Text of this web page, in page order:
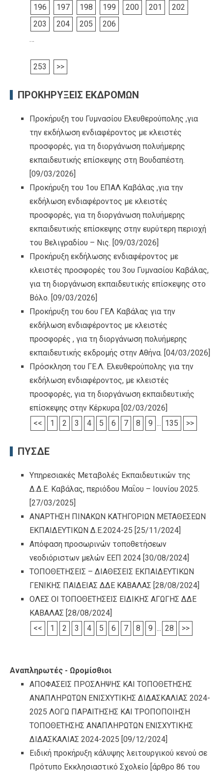
196 197 198 199 200 201
202
203
204 205
206
…
253 >>
ΠΡΟΚΗΡΥΞΕΙΣ ΕΚΔΡΟΜΩΝ
Προκήρυξη του Γυμνασίου Ελευθερούπολης ,για
την εκδήλωση ενδιαφέροντος με κλειστές
προσφορές, για τη διοργάνωση πολυήμερης
εκπαιδευτικής επίσκεψης στη Βουδαπέστη.
[09/03/2026]
Προκήρυξη του 1ου ΕΠΑΛ Καβάλας ,για την
εκδήλωση ενδιαφέροντος με κλειστές
προσφορές, για τη διοργάνωση πολυήμερης
εκπαιδευτικής επίσκεψης στην ευρύτερη περιοχή
του Βελιγραδίου – Νις. [09/03/2026]
Προκήρυξη εκδήλωσης ενδιαφέροντος με
κλειστές προσφορές του 3ου Γυμνασίου Καβάλας,
για τη διοργάνωση εκπαιδευτικής επίσκεψης στο
Βόλο. [09/03/2026]
Προκήρυξη του 6ου ΓΕΛ Καβάλας για την
εκδήλωση ενδιαφέροντος με κλειστές
προσφορές , για τη διοργάνωση πολυήμερης
εκπαιδευτικής εκδρομής στην Αθήνα. [04/03/2026]
Πρόσκληση του ΓΕ.Λ. Ελευθερούπολης για την
εκδήλωση ενδιαφέροντος, με κλειστές
προσφορές, για τη διοργάνωση εκπαιδευτικής
επίσκεψης στην Κέρκυρα [02/03/2026]
<<
1 2 3 4 5 6 7 8 9 ... 135 >>
ΠΥΣΔΕ
Υπηρεσιακές Μεταβολές Εκπαιδευτικών της
Δ.Δ.Ε. Καβάλας, περιόδου Μαΐου – Ιουνίου 2025.
[27/03/2025]
ΑΝΑΡΤΗΣΗ ΠΙΝΑΚΩΝ ΚΑΤΗΓΟΡΙΩΝ ΜΕΤΑΘΕΣΕΩΝ
ΕΚΠΑΙΔΕΥΤΙΚΩΝ Δ.Ε.2024-25 [25/11/2024]
Απόφαση προσωρινών τοποθετήσεων
νεοδιόριστων μελών ΕΕΠ 2024 [30/08/2024]
ΤΟΠΟΘΕΤΗΣΕΙΣ – ΔΙΑΘΕΣΕΙΣ ΕΚΠΑΙΔΕΥΤΙΚΩΝ
ΓΕΝΙΚΗΣ ΠΑΙΔΕΙΑΣ ΔΔΕ ΚΑΒΑΛΑΣ [28/08/2024]
ΟΛΕΣ ΟΙ ΤΟΠΟΘΕΤΗΣΕΙΣ ΕΙΔΙΚΗΣ ΑΓΩΓΗΣ ΔΔΕ
ΚΑΒΑΛΑΣ [28/08/2024]
<<
1 2 3 4 5 6 7 8 9 ... 28 >>
Αναπληρωτές - Ωρομίσθιοι
ΑΠΟΦΑΣΕΙΣ ΠΡΟΣΛΗΨΗΣ ΚΑΙ ΤΟΠΟΘΕΤΗΣΗΣ
ΑΝΑΠΛΗΡΩΤΩΝ ΕΝΙΣΧΥΤΙΚΗΣ ΔΙΔΑΣΚΑΛΙΑΣ 2024-
2025 ΛΟΓΩ ΠΑΡΑΙΤΗΣΗΣ ΚΑΙ ΤΡΟΠΟΠΟΙΗΣΗ
ΤΟΠΟΘΕΤΗΣΗΣ ΑΝΑΠΛΗΡΩΤΩΝ ΕΝΙΣΧΥΤΙΚΗΣ
ΔΙΔΑΣΚΑΛΙΑΣ 2024-2025 [09/12/2024]
Ειδική προκήρυξη κάλυψης λειτουργικού κενού σε
Πρότυπο Εκκλησιαστικό Σχολείο [άρθρο 86 του